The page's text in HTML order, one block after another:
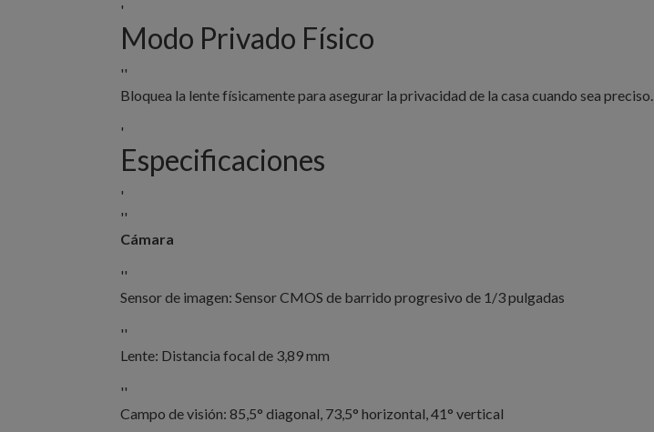
'
Modo Privado Físico
''
Bloquea la lente físicamente para asegurar la privacidad de la casa cuando sea preciso.
'
Especificaciones
'
''
Cámara
''
Sensor de imagen: Sensor CMOS de barrido progresivo de 1/3 pulgadas
''
Lente: Distancia focal de 3,89 mm
''
Campo de visión: 85,5° diagonal, 73,5° horizontal, 41° vertical